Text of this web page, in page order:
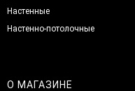
Настенные
Настенно-потолочные
О МАГАЗИНЕ